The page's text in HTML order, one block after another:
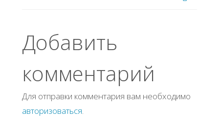
Добавить
комментарий
Для отправки комментария вам необходимо
авторизоваться